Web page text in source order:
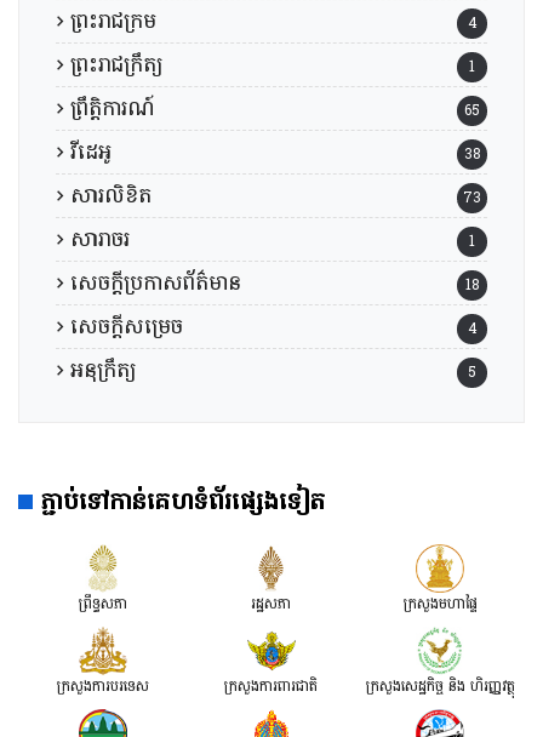
ព្រះរាជក្រម 4
ព្រះរាជក្រឹត្យ 1
ព្រឹត្តិការណ៍ 65
វីដេអូ 38
សារលិខិត 73
សារាចរ 1
សេចក្តីប្រកាសព័ត៌មាន 18
សេចក្តីសម្រេច 4
អនុក្រឹត្យ 5
ភ្ជាប់ទៅកាន់គេហទំព័រផ្សេងទៀត
ព្រឹទ្ធសភា រដ្ឋសភា ក្រសួងមហាផ្ទៃ
ក្រសួងការបរទេស ក្រសួងការពារជាតិ ក្រសួង​សេដ្ឋកិច្ច និង ហិរញ្ញវត្ថុ